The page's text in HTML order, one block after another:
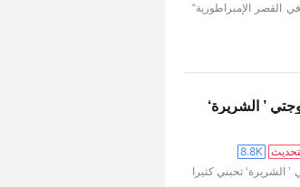
القصر الإمبراطورية“
’ الشريرة‘
8.8K
الشريرة‘ تحبني كثيرا